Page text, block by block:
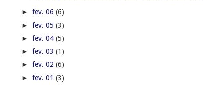
► fev. 06 (6)
► fev. 05 (3)
► fev. 04 (5)
► fev. 03 (1)
► fev. 02 (6)
► fev. 01 (3)